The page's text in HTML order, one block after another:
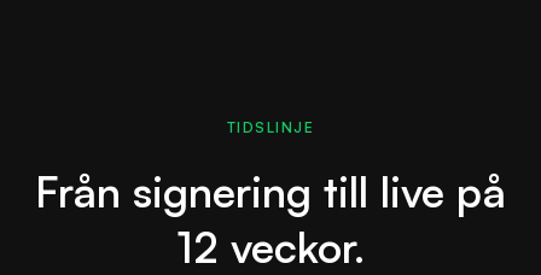
TIDSLINJE
Från signering till live på
12 veckor.